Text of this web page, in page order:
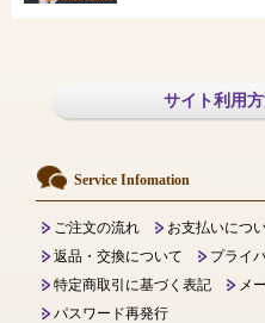
サイト利用
Service Infomation
ご注文の流れ お支払いにつ
返品・交換について
プライ
特定商取引に基づく表記
メ
パスワード再発行